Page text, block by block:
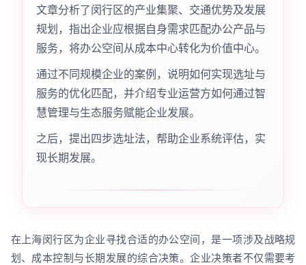
文章分析了闵行区的产业集聚、交通优势及发展
规划，指出企业应根据自身需求匹配办公产品与
服务，将办公空间从成本中心转化为价值中心。
通过不同规模企业的案例，说明如何实现选址与
服务的优化匹配，并介绍专业运营方如何通过智
慧管理与生态服务赋能企业发展。
之后，提出四步选址法，帮助企业系统评估，实
现长期发展。
在上海闵行区为企业寻找合适的办公空间，是一项涉及战略规
划、成本控制与长期发展的综合决策。企业决策者不仅需要考